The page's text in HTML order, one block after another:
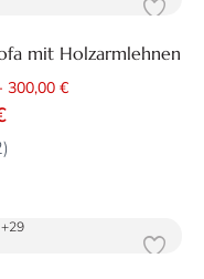
mit Holzarmlehnen
300,00 €
+29